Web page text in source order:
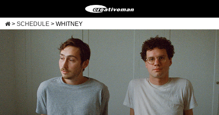
> SCHEDULE > WHITNEY